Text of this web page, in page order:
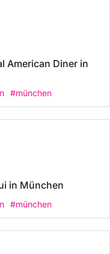
American Diner in
#münchen
in München
#münchen